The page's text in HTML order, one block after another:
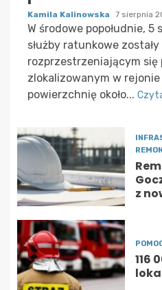
Kamila Kalinowska 7 sierpnia
W środowe popołudnie, 5
służby ratunkowe
rozprzestrzeniającym się
zlokalizowanym w rejonie
powierzchnię około...
z
116